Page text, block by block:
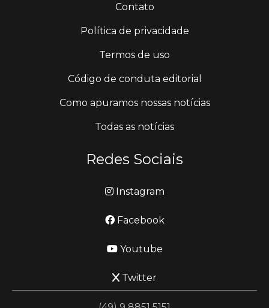
Contato
Política de privacidade
Termos de uso
Código de conduta editorial
Como apuramos nossas notícias
Todas as notícias
Redes Sociais
Instagram
Facebook
Youtube
Twitter